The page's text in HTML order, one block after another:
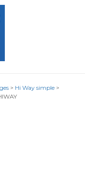
> Hi Way simple >